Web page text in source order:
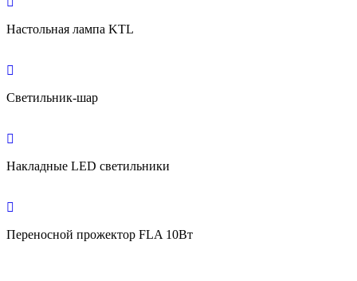
Настольная лампа KTL
Светильник-шар
Накладные LED светильники
Переносной прожектор FLA 10Вт